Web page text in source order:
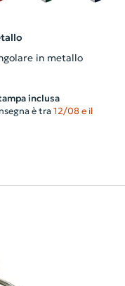
in metallo
inclusa
è tra 12/08 e il